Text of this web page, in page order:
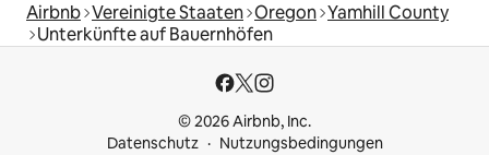
Airbnb Vereinigte Staaten Oregon Yamhill County
Unterkünfte auf Bauernhöfen
© 2026 Airbnb, Inc.
Datenschutz
Nutzungsbedingungen